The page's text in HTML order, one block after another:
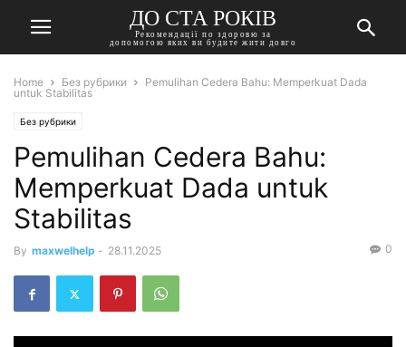
ДО СТА РОКІВ
Рекомендації по здоровю за
допомогою яких ви будите жити довго
Home Без рубрики
Pemulihan Cedera Bahu: Memperkuat Dada
untuk Stabilitas
Без рубрики
Pemulihan Cedera Bahu:
Memperkuat Dada untuk
Stabilitas
By maxwelhelp - 28.11.2025 0